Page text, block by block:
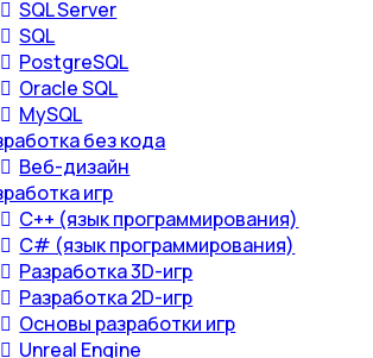
SQL Server
SQL
PostgreSQL
Oracle SQL
MySQL
без кода
Веб-дизайн
игр
С++ (язык программирования)
С# (язык программирования)
Разработка 3D-игр
Разработка 2D-игр
Основы разработки игр
Unreal Engine